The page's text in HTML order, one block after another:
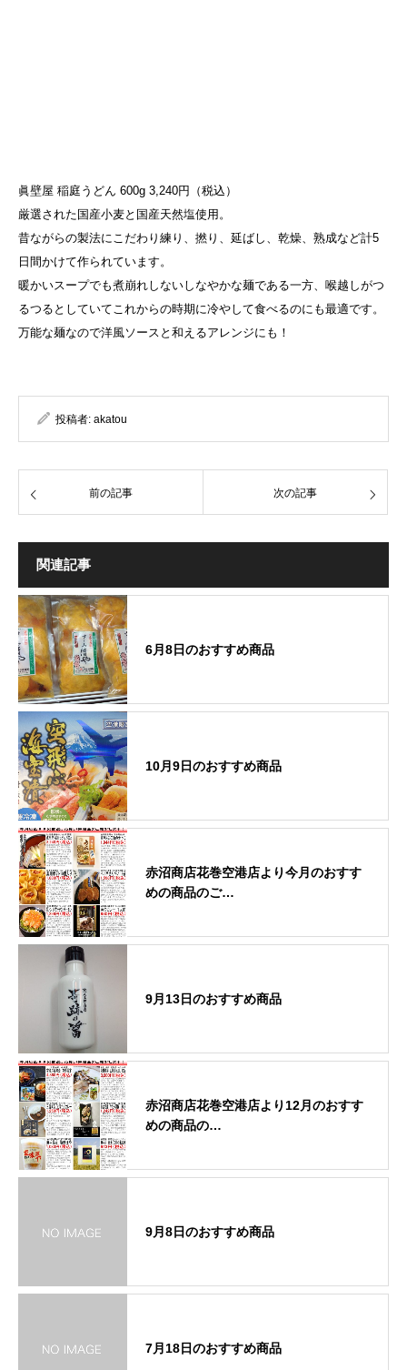
眞壁屋 稲庭うどん 600g 3,240円（税込）
厳選された国産小麦と国産天然塩使用。
昔ながらの製法にこだわり練り、撚り、延ばし、乾燥、熟成など計5
日間かけて作られています。
暖かいスープでも煮崩れしないしなやかな麺である一方、喉越しがつ
るつるとしていてこれからの時期に冷やして食べるのにも最適です。
万能な麺なので洋風ソースと和えるアレンジにも！
投稿者: akatou
前の記事 次の記事
関連記事
6月8日のおすすめ商品
10月9日のおすすめ商品
赤沼商店花巻空港店より今月のおすす
めの商品のご…
9月13日のおすすめ商品
赤沼商店花巻空港店より12月のおすす
めの商品の…
9月8日のおすすめ商品
7月18日のおすすめ商品